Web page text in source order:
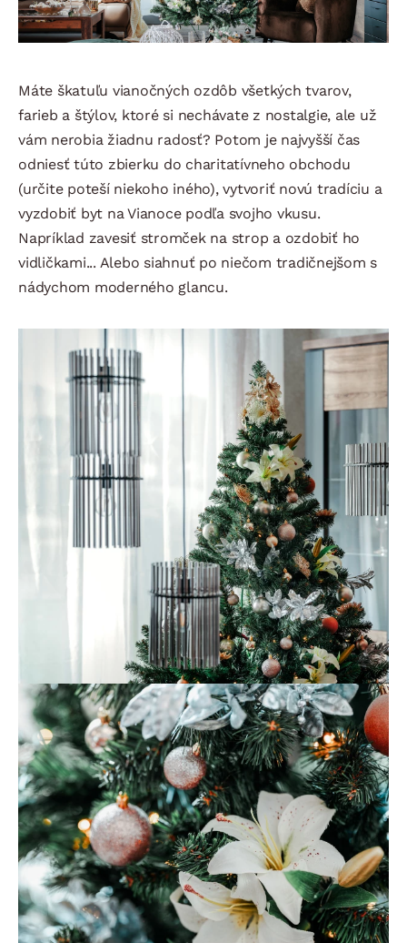
Máte škatuľu vianočných ozdôb všetkých tvarov,
farieb a štýlov, ktoré si nechávate z nostalgie, ale už
vám nerobia žiadnu radosť? Potom je najvyšší čas
odniesť túto zbierku do charitatívneho obchodu
(určite poteší niekoho iného), vytvoriť novú tradíciu a
vyzdobiť byt na Vianoce podľa svojho vkusu.
Napríklad zavesiť stromček na strop a ozdobiť ho
vidličkami... Alebo siahnuť po niečom tradičnejšom s
nádychom moderného glancu.